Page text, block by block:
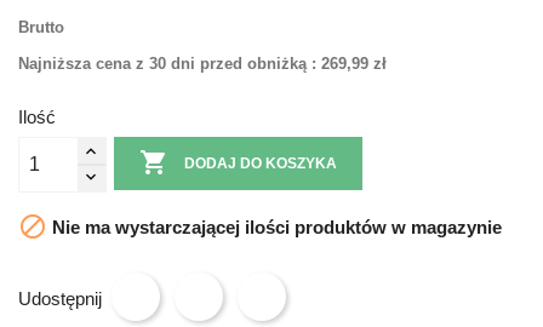
Brutto
Najniższa cena z 30 dni przed obniżką : 269,99 zł
Ilość
 DODAJ DO KOSZYKA
 Nie ma wystarczającej ilości produktów w magazynie
Udostępnij